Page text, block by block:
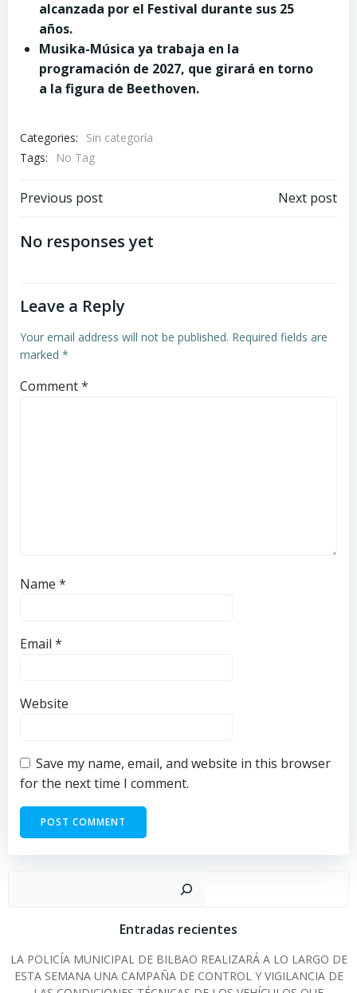
alcanzada por el Festival durante sus 25
años.
Musika-Música ya trabaja en la
programación de 2027, que girará en torno
a la figura de Beethoven.
Categories:
Sin categoría
Tags:
No Tag
Post
navigation
Previous post Next post
No responses yet
Leave a Reply
Your email address will not be published. Required fields are
marked *
Comment*
Name *
Email *
Website
Save my name, email, and website in this browser
for the next time I comment.
Entradas recientes
LA POLICÍA MUNICIPAL DE BILBAO REALIZARÁ A LO LARGO DE
ESTA SEMANA UNA CAMPAÑA DE CONTROL Y VIGILANCIA DE